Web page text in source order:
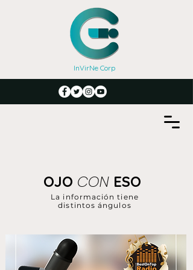
InVirNe Corp
La información tiene
distintos ángulos
OJO CON ESO